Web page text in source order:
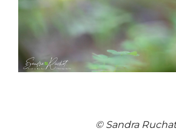
© Sandra Ruchat